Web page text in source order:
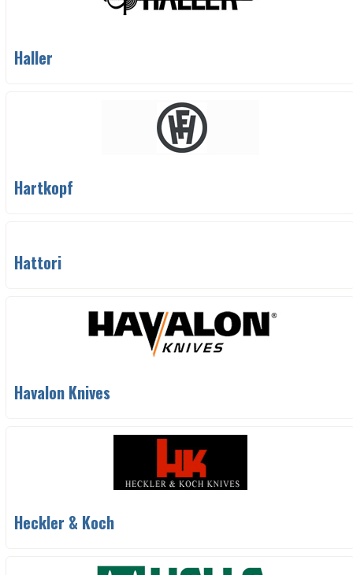
Haller
Hartkopf
Hattori
Havalon Knives
Heckler & Koch